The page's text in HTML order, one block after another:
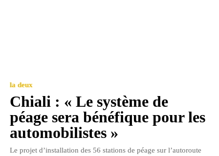
la deux
Chiali : « Le système de
péage sera bénéfique pour les
automobilistes »
Le projet d’installation des 56 stations de péage sur l’autoroute